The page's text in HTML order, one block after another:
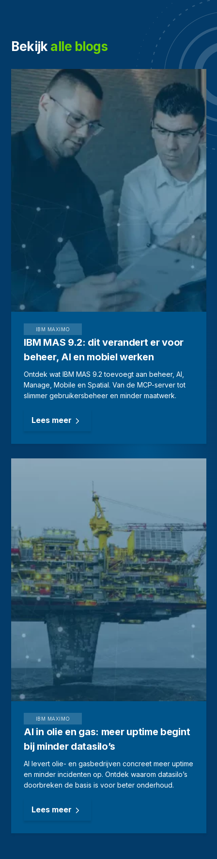
Bekijk alle blogs
IBM MAXIMO
IBM MAS 9.2: dit verandert er voor
beheer, AI en mobiel werken
Ontdek wat IBM MAS 9.2 toevoegt aan beheer, AI,
Manage, Mobile en Spatial. Van de MCP-server tot
slimmer gebruikersbeheer en minder maatwerk.
Lees meer
IBM MAXIMO
AI in olie en gas: meer uptime begint
bij minder datasilo’s
AI levert olie- en gasbedrijven concreet meer uptime
en minder incidenten op. Ontdek waarom datasilo’s
doorbreken de basis is voor beter onderhoud.
Lees meer